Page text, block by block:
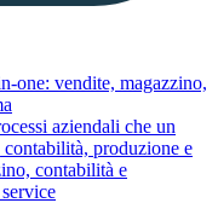
one: vendite, magazzino,
aziendali che un
produzione e
contabilità e